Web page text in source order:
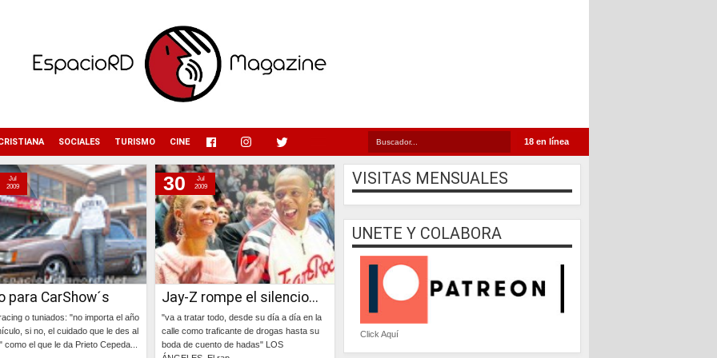
18 en línea
SOCIALES TURISMO CINE
para CarShow´s
o tuniados: "no importa el año
si no, el cuidado que le des al
como el que le da Prieto Cepeda...
Jul
2009
Jay-Z rompe el silencio...
"va a tratar todo, desde su día a día en la
calle como traficante de drogas hasta su
boda de cuento de hadas" LOS
30
Jul
2009
VISITAS MENSUALES
UNETE Y COLABORA
Click Aquí